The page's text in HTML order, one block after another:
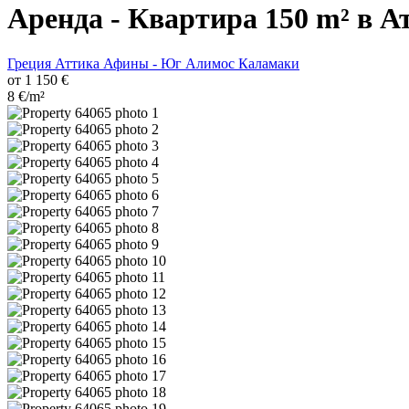
Аренда - Квартира 150 m² в
Греция Аттика Афины - Юг Алимос Каламаки
от 1 150 €
8 €/m²